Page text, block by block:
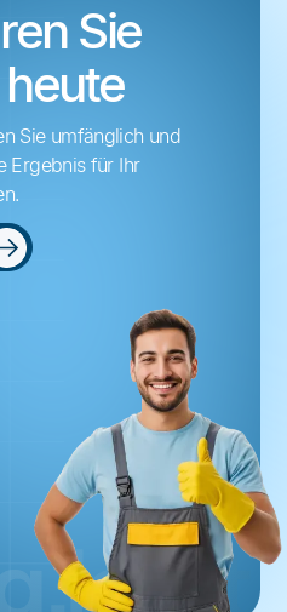
Sie
Sie umfänglich und
Ergebnis für Ihr